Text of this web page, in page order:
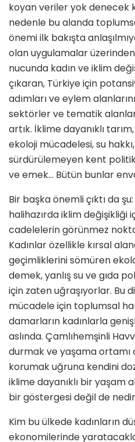
koyan veriler yok denecek
nedenle bu alanda
öne­mi ilk bakışta
olan uygulamalar
nucunda kadın ve iklim
çıkaran, Türki­ye için
adımları ve eylem
sektörler ve tematik
ar­tık. İklime dayanıklı
ekoloji mücadelesi, su
sürdürülemeyen kent
ve emek… Bütün bunlar
Bir başka önemli çıktı da
halihazırda iklim
cadelelerin görünmez
Kadınlar özellikle kırsal
geçimlikle­rini sömüren
demek, yanlış su ve gıda
için zaten uğraşıyorlar. Bu
mücadele için toplum­sal
damarların kadınlarla
aslında. Çamlıhemşinli
durmak ve yaşama ortamı
korumak uğruna kendi­ni
iklime dayanıklı bir yaşam
bir göstergesi değil de
Kim bu ülkede kadınların
ekonomilerinde